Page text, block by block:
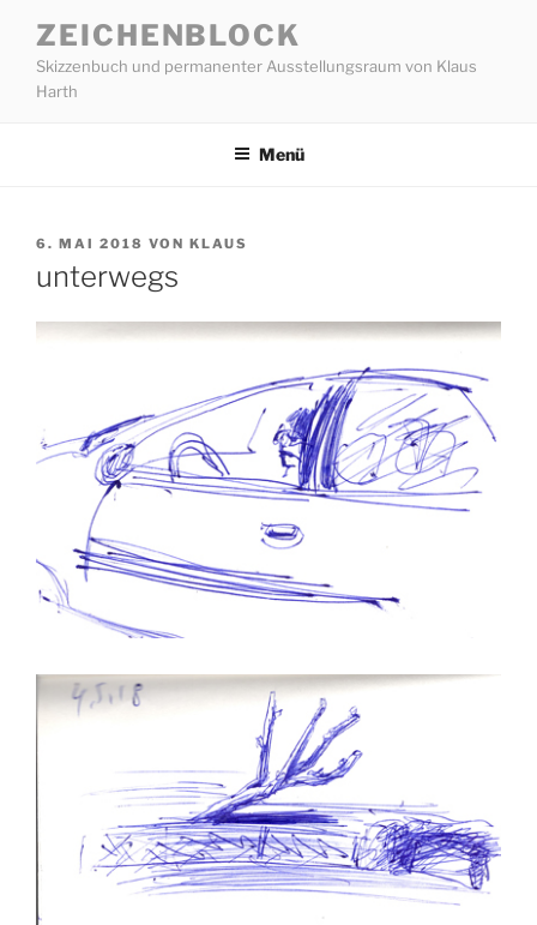
Inhalt
springen
ZEICHENBLOCK
Skizzenbuch und permanenter Ausstellungsraum von Klaus
Harth
Menü
VERÖFFENTLICHT
6. MAI 2018 VON KLAUS
unterwegs